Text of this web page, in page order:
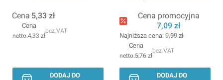
Cena 5,33 zł
Cena
4,33 zł
bez VAT
DODAJ DO
Cena promocyjna
7,09 zł
Najniższa cena: 9,99 zł
Cena
5,76 zł
bez VAT
DODAJ DO